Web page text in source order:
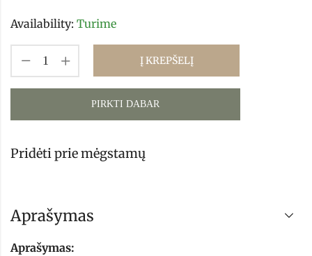
Availability: Turime
Į KREPŠELĮ
PIRKTI DABAR
Pridėti prie mėgstamų
Aprašymas
Aprašymas: